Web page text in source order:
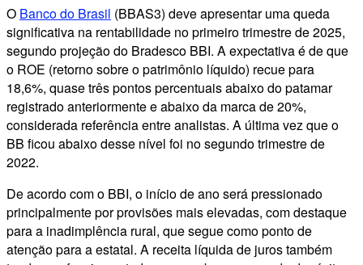
O Banco do Brasil (BBAS3) deve apresentar uma queda
significativa na rentabilidade no primeiro trimestre de 2025,
segundo projeção do Bradesco BBI. A expectativa é de que
o ROE (retorno sobre o patrimônio líquido) recue para
18,6%, quase três pontos percentuais abaixo do patamar
registrado anteriormente e abaixo da marca de 20%,
considerada referência entre analistas. A última vez que o
BB ficou abaixo desse nível foi no segundo trimestre de
2022.
De acordo com o BBI, o início de ano será pressionado
principalmente por provisões mais elevadas, com destaque
para a inadimplência rural, que segue como ponto de
atenção para a estatal. A receita líquida de juros também